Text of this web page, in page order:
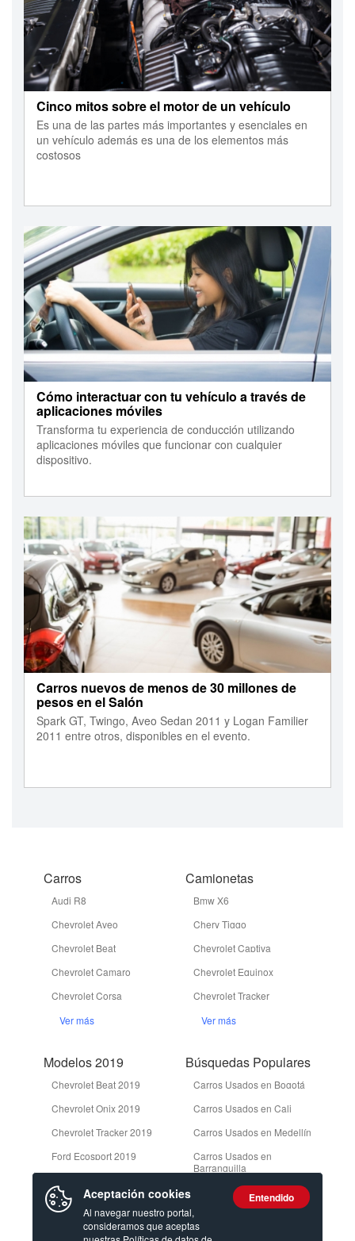
Cinco mitos sobre el motor de un vehículo
Es una de las partes más importantes y esenciales en
un vehículo además es una de los elementos más
costosos
Cómo interactuar con tu vehículo a través de
aplicaciones móviles
Transforma tu experiencia de conducción utilizando
aplicaciones móviles que funcionar con cualquier
dispositivo.
Carros nuevos de menos de 30 millones de
pesos en el Salón
Spark GT, Twingo, Aveo Sedan 2011 y Logan Familier
2011 entre otros, disponibles en el evento.
Carros
Audi R8
Chevrolet Aveo
Chevrolet Beat
Chevrolet Camaro
Chevrolet Corsa
Ver más
Camionetas
Bmw X6
Chery Tiggo
Chevrolet Captiva
Chevrolet Equinox
Chevrolet Tracker
Ver más
Modelos 2019
Chevrolet Beat 2019
Chevrolet Onix 2019
Chevrolet Tracker 2019
Ford Ecosport 2019
Ver más
Búsquedas Populares
Carros Usados en Bogotá
Carros Usados en Cali
Carros Usados en Medellín
Carros Usados en
Barranquilla
Camionetas Usadas en
Aceptación cookies
Al navegar nuestro portal,
consideramos que aceptas
Entendido